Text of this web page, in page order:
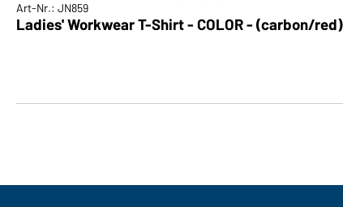
Art-Nr.: JN859
Ladies' Workwear T-Shirt - COLOR - (carbon/red)